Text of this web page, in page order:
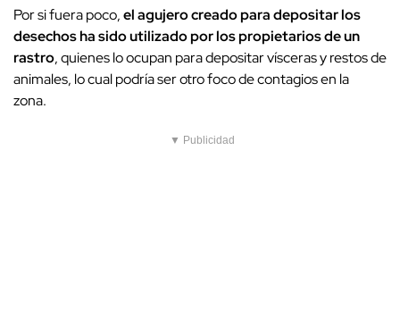
Por si fuera poco,el agujero creado para depositar los
desechos ha sido utilizado por los propietarios de un
rastro, quienes lo ocupan para depositar vísceras y restos de
animales, lo cual podría ser otro foco de contagios en la
zona.
▼ Publicidad